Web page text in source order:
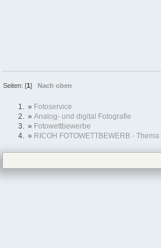
Seiten: [1]Nach oben
» Fotoservice
» Analog- und digital Fotografie
» Fotowettbewerbe
» RICOH FOTOWETTBEWERB -